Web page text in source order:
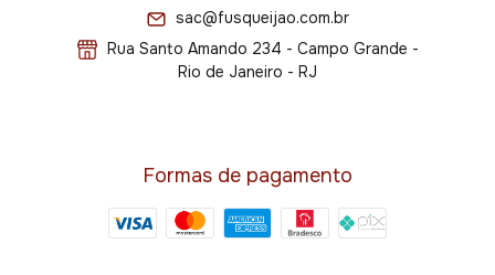
sac@fusqueijao.com.br
Rua Santo Amando 234 - Campo Grande -
Rio de Janeiro - RJ
Formas de pagamento